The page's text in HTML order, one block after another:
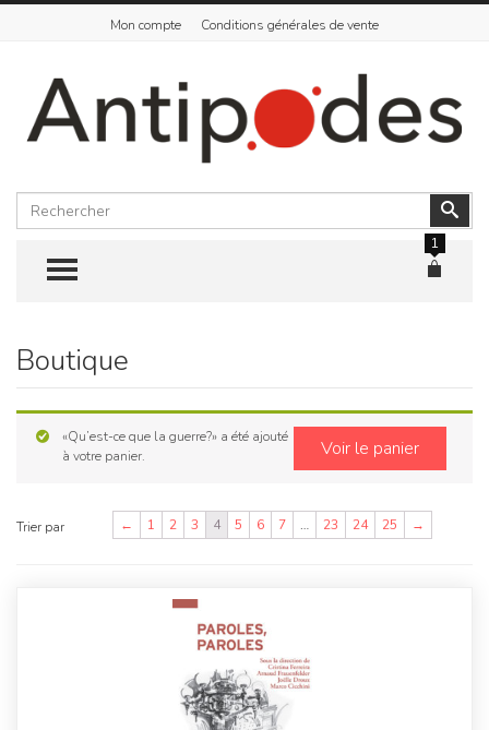
Mon compte Conditions générales de vente
Rechercher
TOGGLE MENU
1
Skip
content
Boutique
Voir le panier
«Qu’est-ce que la guerre?» a été ajouté
à votre panier.
Trier par ← 1 2 3 4 5 6 7 … 23 24 25 →